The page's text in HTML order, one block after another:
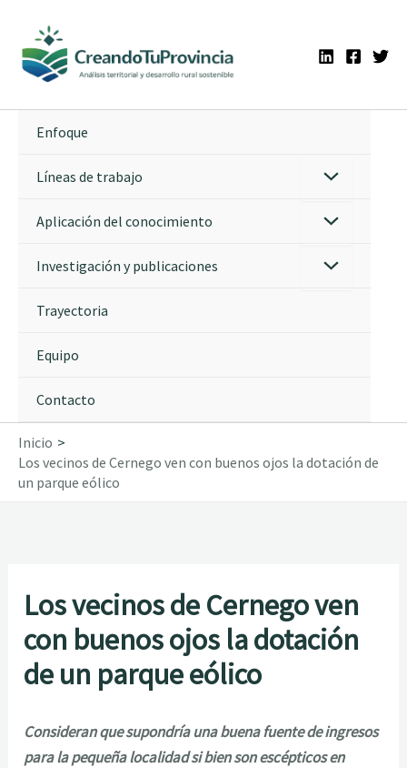
contenido
Enfoque
Líneas de trabajo
Aplicación del conocimiento
Investigación y publicaciones
Trayectoria
Equipo
Contacto
Inicio
Los vecinos de Cernego ven con buenos ojos la dotación de
un parque eólico
Los vecinos de Cernego ven
con buenos ojos la dotación
de un parque eólico
Consideran que supondría una buena fuente de ingresos
para la pequeña localidad si bien son escépticos en